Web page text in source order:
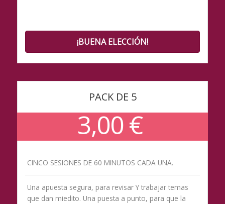
¡BUENA ELECCIÓN!
PACK DE 5
3,00 €
CINCO SESIONES DE 60 MINUTOS CADA UNA.
Una apuesta segura, para revisar Y trabajar temas
que dan miedito. Una puesta a punto, para que la